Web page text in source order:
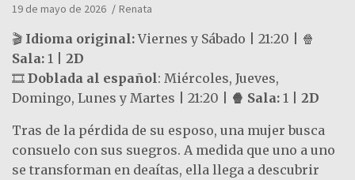
19 de mayo de 2026 Renata
🎬 Idioma original:Viernes y Sábado | 21:20 | 🍿
Sala: 1 | 2D
🎞️ Doblada al español: Miércoles, Jueves,
Domingo, Lunes y Martes | 21:20 | 🍿 Sala: 1 | 2D
Tras de la pérdida de su esposo, una mujer busca
consuelo con sus suegros. A medida que uno a uno
se transforman en deaítas, ella llega a descubrir